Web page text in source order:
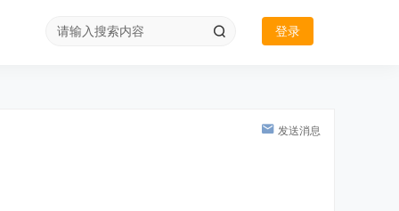
登录
发送消息